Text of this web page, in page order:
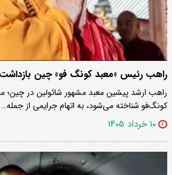
راهب رئیس «معبد کونگ فو» چین
راهب ارشد پیشین معبد مشهور شائولین در چین؛
کونگ‌فو شناخته می‌شود، به اتهام جرایمی از جمله…
۱۰ خرداد ۱۴۰۵